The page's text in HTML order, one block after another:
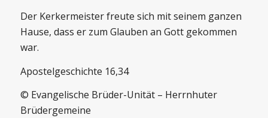
Der Kerkermeister freute sich mit seinem ganzen
Hause, dass er zum Glauben an Gott gekommen
war.
Apostelgeschichte 16,34
© Evangelische Brüder-Unität – Herrnhuter
Brüdergemeine